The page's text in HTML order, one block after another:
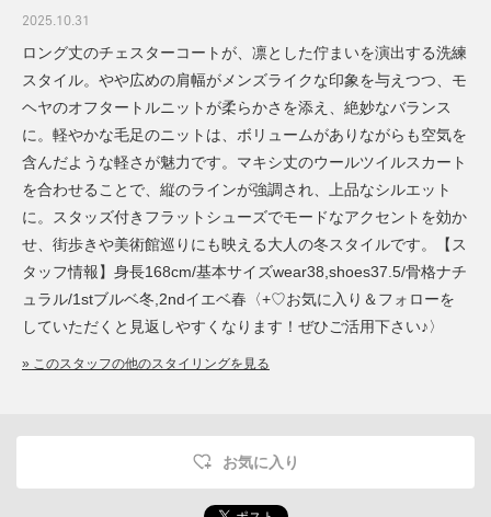
2025.10.31
ロング丈のチェスターコートが、凛とした佇まいを演出する洗練
スタイル。やや広めの肩幅がメンズライクな印象を与えつつ、モ
ヘヤのオフタートルニットが柔らかさを添え、絶妙なバランス
に。軽やかな毛足のニットは、ボリュームがありながらも空気を
含んだような軽さが魅力です。マキシ丈のウールツイルスカート
を合わせることで、縦のラインが強調され、上品なシルエット
に。スタッズ付きフラットシューズでモードなアクセントを効か
せ、街歩きや美術館巡りにも映える大人の冬スタイルです。【ス
タッフ情報】身長168cm/基本サイズwear38,shoes37.5/骨格ナチ
ュラル/1stブルベ冬,2ndイエベ春〈+♡お気に入り＆フォローを
していただくと見返しやすくなります！ぜひご活用下さい♪〉
» このスタッフの他のスタイリングを見る
お気に入り